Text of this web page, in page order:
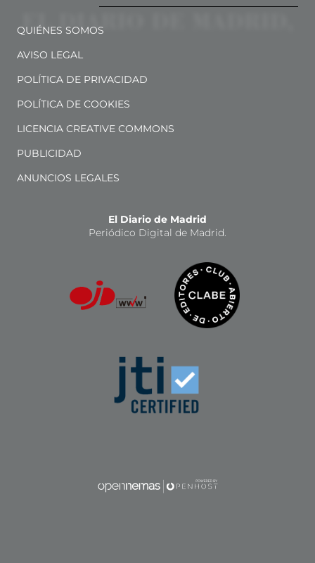
QUIÉNES SOMOS
AVISO LEGAL
POLÍTICA DE PRIVACIDAD
POLÍTICA DE COOKIES
LICENCIA CREATIVE COMMONS
PUBLICIDAD
ANUNCIOS LEGALES
El Diario de Madrid
Periódico Digital de Madrid.